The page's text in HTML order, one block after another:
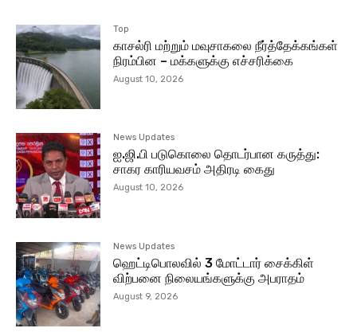
Top
காசல்ரி மற்றும் மவுசாகலை நீர்த்தேக்கங்கள்
நிரம்பின – மக்களுக்கு எச்சரிக்கை
August 10, 2026
News Updates
ஐ.ஜி.பி படுகொலை தொடர்பான கருத்து:
சாகர காரியவசம் அதிரடி கைது
August 10, 2026
News Updates
ஹெட்டிபொலவில் 3 மோட்டார் சைக்கிள்
விற்பனை நிலையங்களுக்கு அபராதம்
August 9, 2026